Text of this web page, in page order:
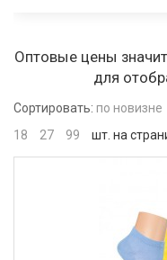
Оптовые цены
для
Сортировать: по новизне
18
27 99 шт. на